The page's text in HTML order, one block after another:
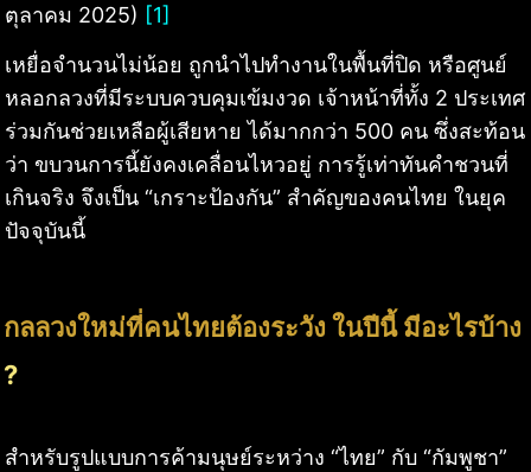
ตุลาคม 2025) [1]
เหยื่อจำนวนไม่น้อย ถูกนำไปทำงานในพื้นที่ปิด หรือศูนย์
หลอกลวงที่มีระบบควบคุมเข้มงวด เจ้าหน้าที่ทั้ง 2 ประเทศ
ร่วมกันช่วยเหลือผู้เสียหาย ได้มากกว่า 500 คน ซึ่งสะท้อน
ว่า ขบวนการนี้ยังคงเคลื่อนไหวอยู่ การรู้เท่าทันคำชวนที่
เกินจริง จึงเป็น “เกราะป้องกัน” สำคัญของคนไทย ในยุค
ปัจจุบันนี้
กลลวงใหม่ที่คนไทยต้องระวัง ในปีนี้ มีอะไรบ้าง
?
สำหรับรูปแบบการค้ามนุษย์ระหว่าง “ไทย” กับ “กัมพูชา”